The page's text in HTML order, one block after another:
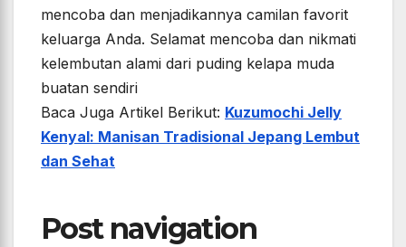
mencoba dan menjadikannya camilan favorit
keluarga Anda. Selamat mencoba dan nikmati
kelembutan alami dari puding kelapa muda
buatan sendiri
Baca Juga Artikel Berikut: Kuzumochi Jelly
Kenyal: Manisan Tradisional Jepang Lembut
dan Sehat
Post navigation